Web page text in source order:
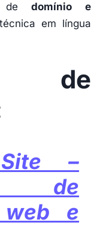
dedomínio e
em língua
de
–
de
web e